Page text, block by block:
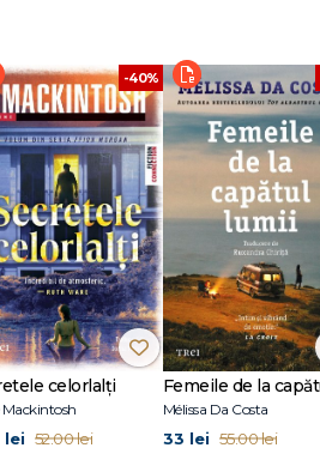
și avându-l
primit nenumărate
stătător, Ordinary
-40%
celorlalți
Mackintosh
lei 52.00 lei
Mélissa Da Costa
33 lei 55.00 lei